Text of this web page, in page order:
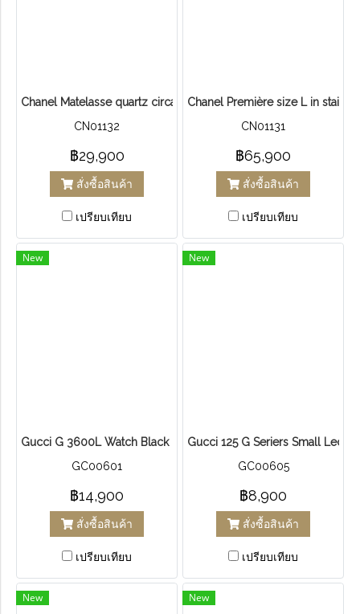
Chanel Matelasse quartz circa 1993 Steel
CN01132
฿29,900
สั่งซื้อสินค้า
เปรียบเทียบ
Chanel Première size L in
CN01131
฿65,900
สั่งซื้อสินค้า
เปรียบเทียบ
New
Gucci G 3600L Watch Black Dial Steel ดำ
GC00601
฿14,900
สั่งซื้อสินค้า
เปรียบเทียบ
New
Gucci 125 G Seriers Small
GC00605
฿8,900
สั่งซื้อสินค้า
เปรียบเทียบ
New New